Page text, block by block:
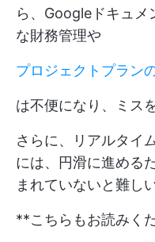
ら、Googleドキュメ
な財務管理や
プロジェクトプラン
は不便になり、ミス
さらに、リアルタイ
には、円滑に進める
まれていないと難しい
**こちらもお読みく